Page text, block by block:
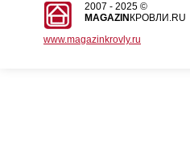
2007 - 2025 ©
MAGAZIN КРОВЛИ.RU
www.magazinkrovly.ru